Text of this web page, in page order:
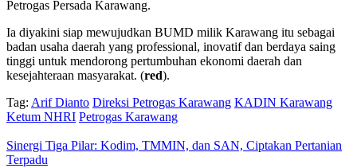
Petrogas Persada Karawang.
Ia diyakini siap mewujudkan BUMD milik Karawang itu sebagai
badan usaha daerah yang professional, inovatif dan berdaya saing
tinggi untuk mendorong pertumbuhan ekonomi daerah dan
kesejahteraan masyarakat. (red).
Tag: Arif Dianto Direksi Petrogas Karawang KADIN Karawang
Ketum NHRI Petrogas Karawang
Sinergi Tiga Pilar: Kodim, TMMIN, dan SAN, Ciptakan Pertanian
Terpadu